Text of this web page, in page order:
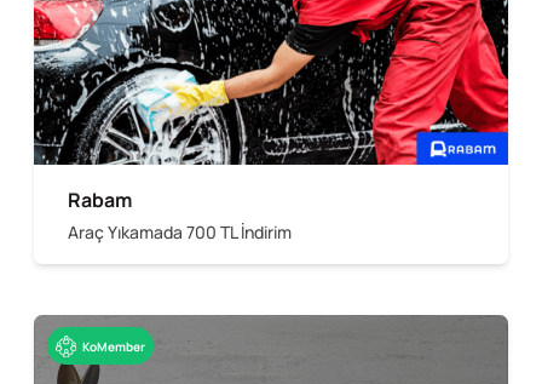
Rabam
Araç Yıkamada 700 TL İndirim
KoMember